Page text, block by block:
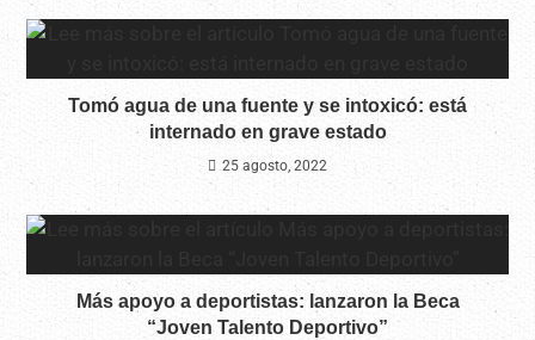
Tomó agua de una fuente y se intoxicó: está
internado en grave estado
25 agosto, 2022
Más apoyo a deportistas: lanzaron la Beca
“Joven Talento Deportivo”